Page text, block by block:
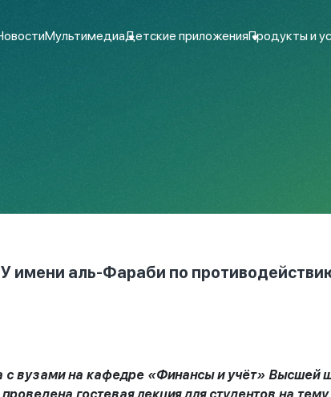
МультимедиаДетские приложенияПродукты и
имени аль-Фараби по
с вузами на кафедре «Финансы и учёт» Высшей